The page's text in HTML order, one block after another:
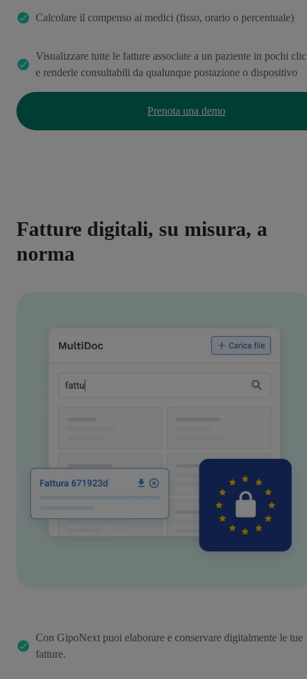
Calcolare il compenso ai medici (fisso, orario o percentuale)
Visualizzare tutte le fatture associate a un paziente in pochi
e renderle consultabili da qualunque postazione o dispositivo
Prenota una demo
Fatture digitali, su misura, a
norma
Con GipoNext puoi elaborare e conservare digitalmente le tue
fatture.